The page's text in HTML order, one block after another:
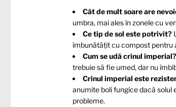
Cât de mult soare are
umbra, mai ales în zonele cu
Ce tip de sol este potrivit?
îmbunătățit cu compost pentru
Cum se udă crinul imperial?
trebuie să fie umed, dar nu
Crinul imperial este
anumite boli fungice dacă solul
probleme.